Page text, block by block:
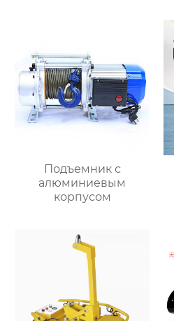
Подъемник с
алюминиевым
корпусом